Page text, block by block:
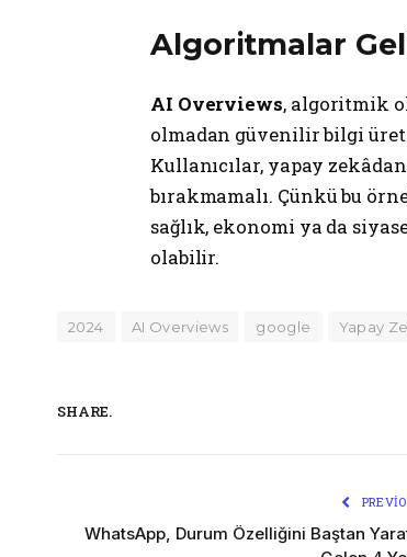
Algoritmalar
AI Overviews, algoritmik
olmadan güvenilir bilgi
Kullanıcılar, yapay
bırakmamalı. Çünkü bu
sağlık, ekonomi ya da
olabilir.
2024 AI Overviews google Yapay
SHARE.
WhatsApp, Durum Özelliğini Baştan